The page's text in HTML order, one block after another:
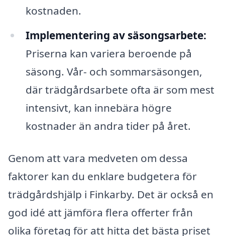
kostnaden.
Implementering av säsongsarbete:
Priserna kan variera beroende på
säsong. Vår- och sommarsäsongen,
där trädgårdsarbete ofta är som mest
intensivt, kan innebära högre
kostnader än andra tider på året.
Genom att vara medveten om dessa
faktorer kan du enklare budgetera för
trädgårdshjälp i Finkarby. Det är också en
god idé att jämföra flera offerter från
olika företag för att hitta det bästa priset